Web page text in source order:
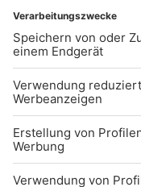
UNTERNEHMEN
Kontakt
Jobs
Sendeempfang
Über uns